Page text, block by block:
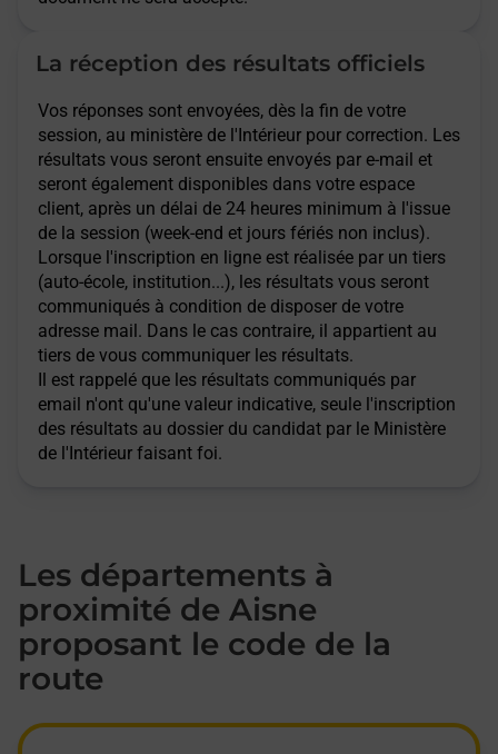
La réception des résultats officiels
Vos réponses sont envoyées, dès la fin de votre
session, au ministère de l'Intérieur pour correction. Les
résultats vous seront ensuite envoyés par e-mail et
seront également disponibles dans votre espace
client, après un délai de 24 heures minimum à l'issue
de la session (week-end et jours fériés non inclus).
Lorsque l'inscription en ligne est réalisée par un tiers
(auto-école, institution...), les résultats vous seront
communiqués à condition de disposer de votre
adresse mail. Dans le cas contraire, il appartient au
tiers de vous communiquer les résultats.
Il est rappelé que les résultats communiqués par
email n'ont qu'une valeur indicative, seule l'inscription
des résultats au dossier du candidat par le Ministère
de l'Intérieur faisant foi.
Les départements à
proximité de Aisne
proposant le code de la
route